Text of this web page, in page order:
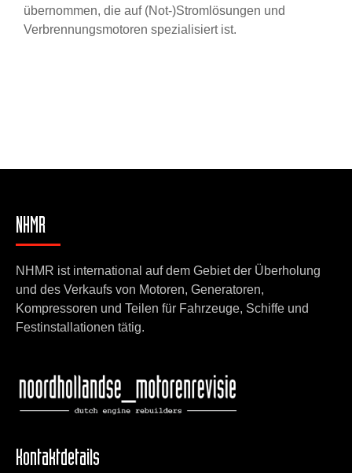
übernommen, die auf (Not-)Stromlösungen und
Verbrennungsmotoren spezialisiert ist.
NHMR
NHMR ist international auf dem Gebiet der Überholung
und des Verkaufs von Motoren, Generatoren,
Kompressoren und Teilen für Fahrzeuge, Schiffe und
Festinstallationen tätig.
Kontaktdetails